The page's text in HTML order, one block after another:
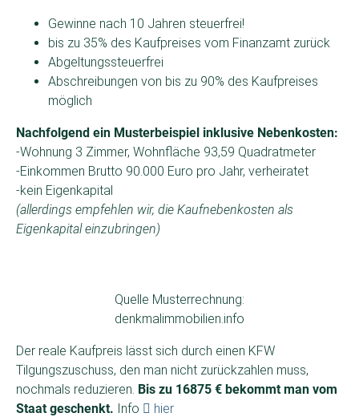
Gewinne nach 10 Jahren steuerfrei!
bis zu 35% des Kaufpreises vom Finanzamt zurück
Abgeltungssteuerfrei
Abschreibungen von bis zu 90% des Kaufpreises
möglich
Nachfolgend ein Musterbeispiel inklusive Nebenkosten:
-Wohnung 3 Zimmer, Wohnfläche 93,59 Quadratmeter
-Einkommen Brutto 90.000 Euro pro Jahr, verheiratet
-kein Eigenkapital
(allerdings empfehlen wir, die Kaufnebenkosten als
Eigenkapital einzubringen)
Quelle Musterrechnung:
denkmalimmobilien.info
Der reale Kaufpreis lässt sich durch einen KFW
Tilgungszuschuss, den man nicht zurückzahlen muss,
nochmals reduzieren. Bis zu 16875 € bekommt man vom
Staat geschenkt. Info hier